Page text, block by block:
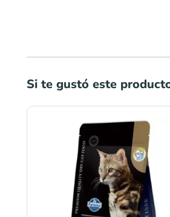
Si te gustó este
de
precios:
desde
S/63.00
hasta
S/169.00